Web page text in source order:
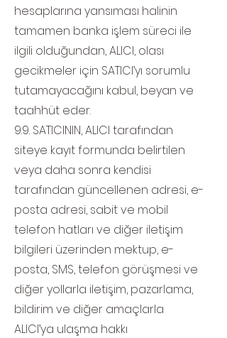
hesaplarına yansıması halinin
tamamen banka işlem süreci ile
ilgili olduğundan, ALICI, olası
gecikmeler için SATICI’yı sorumlu
tutamayacağını kabul, beyan ve
taahhüt eder.
9.9. SATICININ, ALICI tarafından
siteye kayıt formunda belirtilen
veya daha sonra kendisi
tarafından güncellenen adresi, e-
posta adresi, sabit ve mobil
telefon hatları ve diğer iletişim
bilgileri üzerinden mektup, e-
posta, SMS, telefon görüşmesi ve
diğer yollarla iletişim, pazarlama,
bildirim ve diğer amaçlarla
ALICI’ya ulaşma hakkı